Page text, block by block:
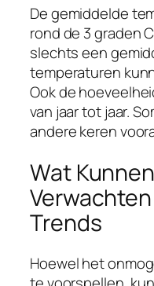
De gemiddelde
rond de 3 graden
slechts een
temperaturen
Ook de
van jaar tot jaar.
andere keren
Wat
Trends
Hoewel het